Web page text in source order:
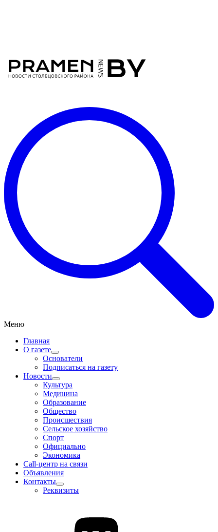
Меню
Главная
О газете
Основатели
Подписаться на газету
Новости
Культура
Медицина
Образование
Общество
Происшествия
Сельское хозяйство
Спорт
Официально
Экономика
Call-центр на связи
Объявления
Контакты
Реквизиты